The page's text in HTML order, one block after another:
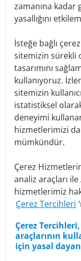
Insofar as we
the processing of
legal basis for the
When processing
performance of a
party, Art. 6 para.
This also applies
necessary for the
measures.
Insofar as the
fulfill a legal
to, Art. 6 para. 1 lit.
another natural
personal data, Art.
basis.
If processing is
interest of
subject do not
lit. f GDPR serves
zamanına
yasallığını
İsteğe bağlı
sitemizin sürekli
tasarımını
kullanıyoruz.
sitemizin
istatistiksel
deneyimi
hizmetlerimizi
mümkündür.
Çerez
analiz araçları
hizmetlerimiz
Çerez Tercihleri
Çerez
araçlarının
için yasal